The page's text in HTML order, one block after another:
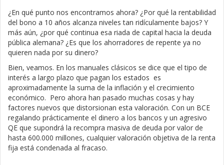
¿En qué punto nos encontramos ahora? ¿Por qué la rentabilidad
del bono a 10 años alcanza niveles tan ridículamente bajos? Y
más aún, ¿por qué continua esa riada de capital hacia la deuda
pública alemana? ¿Es que los ahorradores de repente ya no
quieren nada por su dinero?
Bien, veamos. En los manuales clásicos se dice que el tipo de
interés a largo plazo que pagan los estados es
aproximadamente la suma de la inflación y el crecimiento
económico. Pero ahora han pasado muchas cosas y hay
factores nuevos que distorsionan esta valoración. Con un BCE
regalando prácticamente el dinero a los bancos y un agresivo
QE que supondrá la recompra masiva de deuda por valor de
hasta 600.000 millones, cualquier valoración objetiva de la renta
fija está condenada al fracaso.